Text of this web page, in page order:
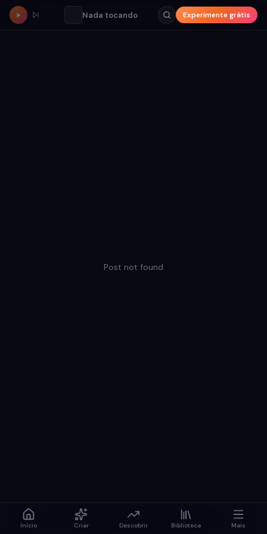
Nada tocando Experimente grátis
Post not found
Início Criar Descobrir Biblioteca Mais